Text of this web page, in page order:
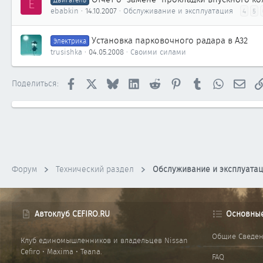
E ebabkin 14.10.2007 Обслуживание и эксплуатация 4 5
Электрика Установка парковочного радара в A32
trusishka 04.05.2008 Своими силами
Поделиться: Facebook Bluesky LinkedInReddit PinterestTumblrWhatsApp
Форум Технический раздел Обслуживание и
Автоклуб CEFIRO.RU
Клуб единомышленников и владельцев Nissan
Cefiro • Maxima • Teana.
Общие
FAQ